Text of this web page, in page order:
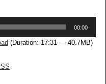
00:00
(Duration: 17:31 — 40.7MB)